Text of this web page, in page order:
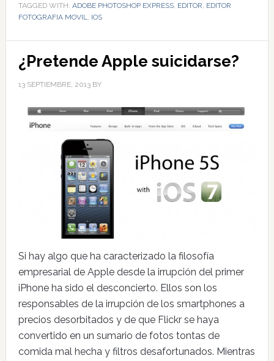
TAGGED WITH: ADOBE PHOTOSHOP EXPRESS, EDITOR, EDITOR
FOTOGRAFIA MOVIL, IOS
¿Pretende Apple suicidarse?
13 SEPTIEMBRE, 2013BY
Si hay algo que ha caracterizado la filosofía
empresarial de Apple desde la irrupción del primer
iPhone ha sido el desconcierto. Ellos son los
responsables de la irrupción de los smartphones a
precios desorbitados y de que Flickr se haya
convertido en un sumario de fotos tontas de
comida mal hecha y filtros desafortunados. Mientras